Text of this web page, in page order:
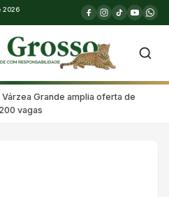
2026
Várzea Grande amplia oferta de
vagas